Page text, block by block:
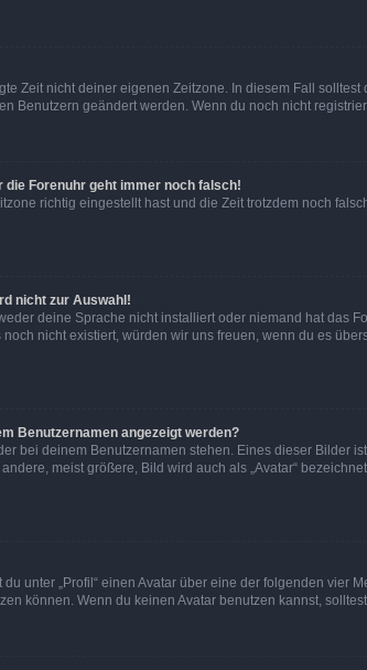
Zeit nicht deiner eigenen Zeitzone. In diesem Fall
Benutzern geändert werden. Wenn du noch nicht
die Forenuhr geht immer noch falsch!
richtig eingestellt hast und die Zeit trotzdem noch
nicht zur Auswahl!
deine Sprache nicht installiert oder niemand hat das
nicht existiert, würden wir uns freuen, wenn du es
Benutzernamen angezeigt werden?
bei deinem Benutzernamen stehen. Eines dieser Bilder
meist größere, Bild wird auch als „Avatar“
unter „Profil“ einen Avatar über eine der folgenden vier
können. Wenn du keinen Avatar benutzen kannst,